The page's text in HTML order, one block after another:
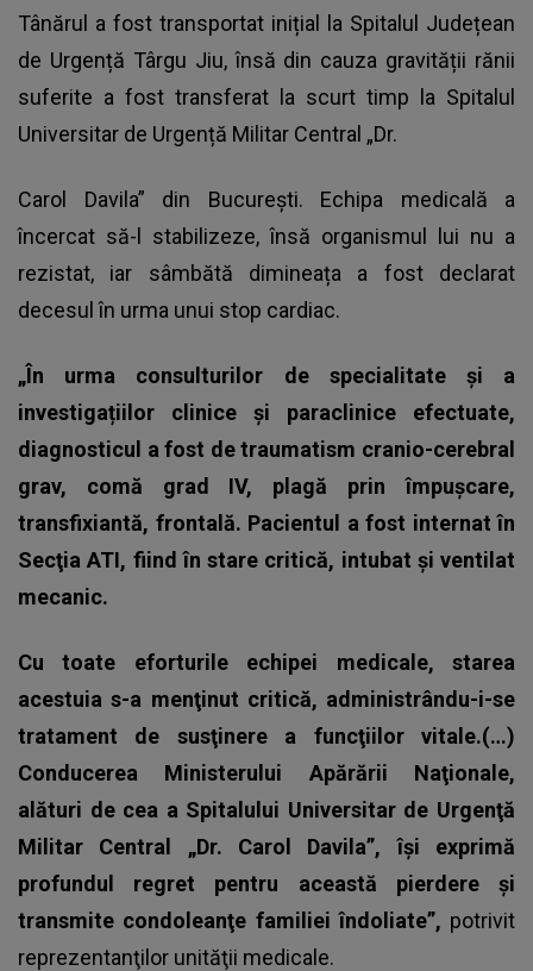
Tânărul a fost transportat inițial la Spitalul Județean
de Urgență Târgu Jiu, însă din cauza gravității rănii
suferite a fost transferat la scurt timp la Spitalul
Universitar de Urgență Militar Central „Dr.
Carol Davila” din București. Echipa medicală a
încercat să-l stabilizeze, însă organismul lui nu a
rezistat, iar sâmbătă dimineața a fost declarat
decesul în urma unui stop cardiac.
„În urma consulturilor de specialitate și a
investigațiilor clinice și paraclinice efectuate,
diagnosticul a fost de traumatism cranio-cerebral
grav, comă grad IV, plagă prin împuşcare,
transfixiantă, frontală. Pacientul a fost internat în
Secţia ATI, fiind în stare critică, intubat și ventilat
mecanic.
Cu toate eforturile echipei medicale, starea
acestuia s-a menţinut critică, administrându-i-se
tratament de susţinere a funcţiilor vitale.(…)
Conducerea Ministerului Apărării Naţionale,
alături de cea a Spitalului Universitar de Urgenţă
Militar Central „Dr. Carol Davila”, își exprimă
profundul regret pentru această pierdere şi
transmite condoleanţe familiei îndoliate”, potrivit
reprezentanţilor unităţii medicale.